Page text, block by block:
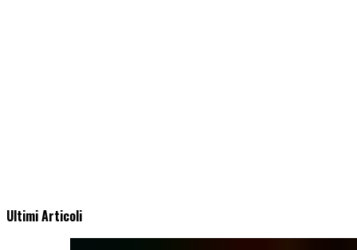
Ultimi Articoli